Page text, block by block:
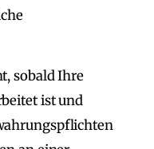
sobald Ihre
ist und